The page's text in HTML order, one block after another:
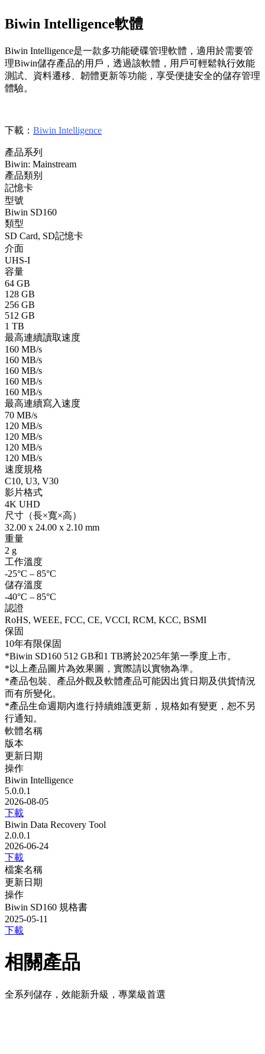
Biwin Intelligence軟體
Biwin Intelligence是一款多功能硬碟管理軟體，適用於需要管
理Biwin儲存產品的用戶，透過該軟體，用戶可輕鬆執行效能
測試、資料遷移、韌體更新等功能，享受便捷安全的儲存管理
體驗。
下載： Biwin Intelligence
產品系列
Biwin: Mainstream
產品類别
記憶卡
型號
Biwin SD160
類型
SD Card, SD記憶卡
介面
UHS-I
容量
64 GB
128 GB
256 GB
512 GB
1 TB
最高連續讀取速度
160 MB/s
160 MB/s
160 MB/s
160 MB/s
160 MB/s
最高連續寫入速度
70 MB/s
120 MB/s
120 MB/s
120 MB/s
120 MB/s
速度規格
C10, U3, V30
影片格式
4K UHD
尺寸（長×寬×高）
32.00 x 24.00 x 2.10 mm
重量
2 g
工作溫度
-25°C – 85°C
儲存溫度
-40°C – 85°C
認證
RoHS, WEEE, FCC, CE, VCCI, RCM, KCC, BSMI
保固
10年有限保固
*Biwin SD160 512 GB和1 TB將於2025年第一季度上市。
*以上產品圖片為效果圖，實際請以實物為準。
*產品包裝、產品外觀及軟體產品可能因出貨日期及供貨情況
而有所變化。
*產品生命週期內進行持續維護更新，規格如有變更，恕不另
行通知。
軟體名稱
版本
更新日期
操作
Biwin Intelligence
5.0.0.1
2026-08-05
下載
Biwin Data Recovery Tool
2.0.0.1
2026-06-24
下載
檔案名稱
更新日期
操作
Biwin SD160 規格書
2025-05-11
下載
相關產品
全系列儲存，效能新升級，專業級首選